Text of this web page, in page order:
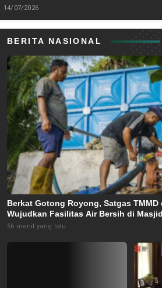
14/07/2026
BERITA NASIONAL
Berkat Gotong Royong, Satgas TMMD
Wujudkan Fasilitas Air Bersih di
56 menit yang lalu